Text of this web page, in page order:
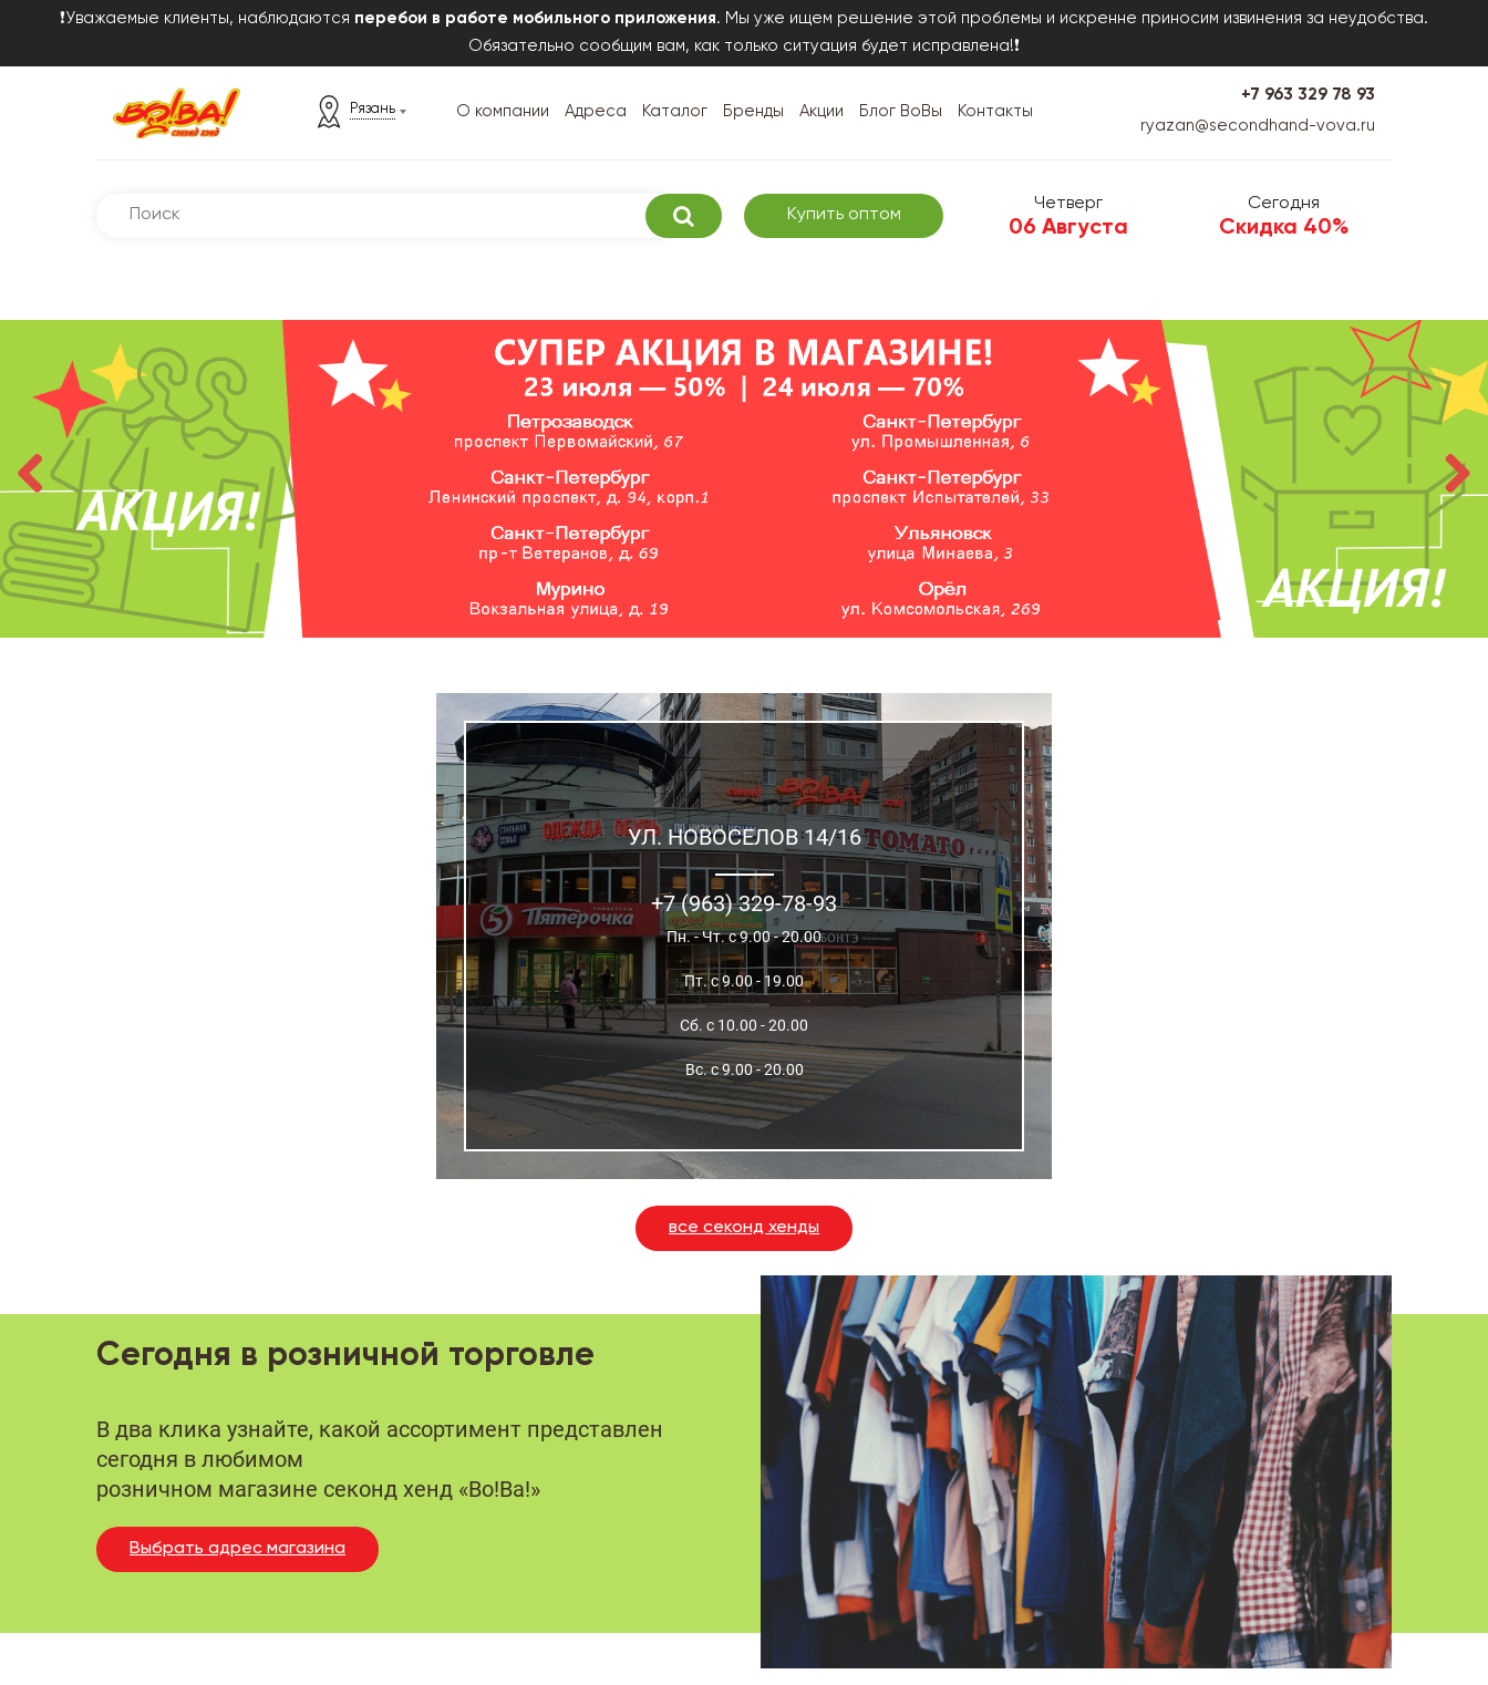
❗Уважаемые клиенты, наблюдаются перебои в работе мобильного приложения. Мы уже ищем решение этой проблемы и искренне приносим извинения за неудобства.
Обязательно сообщим вам, как только ситуация будет исправлена!❗
Рязань О компании Адреса Каталог Бренды Акции Блог ВоВы Контакты
+7 963 329 78 93
ryazan@secondhand-vova.ru
Купить оптом
Четверг
06 Августа
Сегодня
Скидка 40%
УЛ. НОВОСЕЛОВ 14/16
+7 (963) 329-78-93
Пн. - Чт. с 9.00 - 20.00
Пт. с 9.00 - 19.00
Сб. с 10.00 - 20.00
Вс. с 9.00 - 20.00
все секонд хенды
Сегодня в розничной торговле
В два клика узнайте, какой ассортимент представлен
сегодня в любимом
розничном магазине секонд хенд «Во!Ва!»
Выбрать адрес магазина
Сегодня в розничной торговле
Смотреть товары